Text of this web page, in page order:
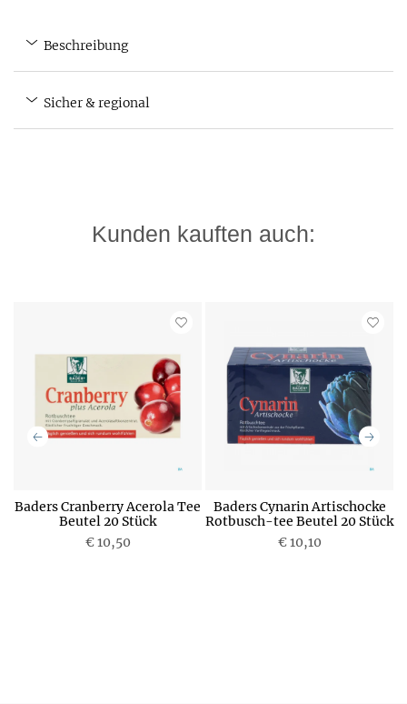
Beschreibung
Sicher & regional
Kunden kauften auch:
Baders Cranberry Acerola Tee
Beutel 20 Stück
€ 10,50
Baders Cynarin Artischocke
Rotbusch-tee Beutel 20 Stück
€ 10,10